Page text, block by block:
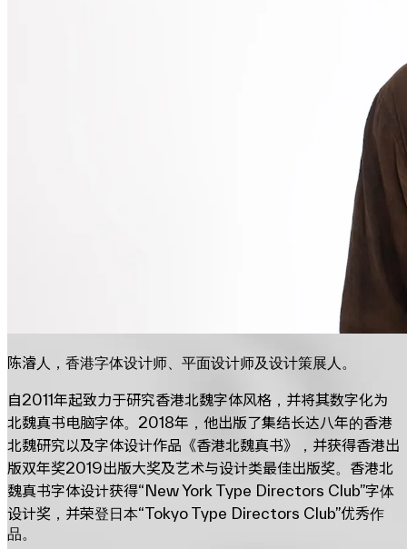
陈濬人，香港字体设计师、平面设计师及设计策展人。
自2011年起致力于研究香港北魏字体风格，并将其数字化为
北魏真书电脑字体。2018年，他出版了集结长达八年的香港
北魏研究以及字体设计作品《香港北魏真书》，并获得香港出
版双年奖2019出版大奖及艺术与设计类最佳出版奖。香港北
魏真书字体设计获得“New York Type Directors Club”字体
设计奖，并荣登日本“Tokyo Type Directors Club”优秀作
品。